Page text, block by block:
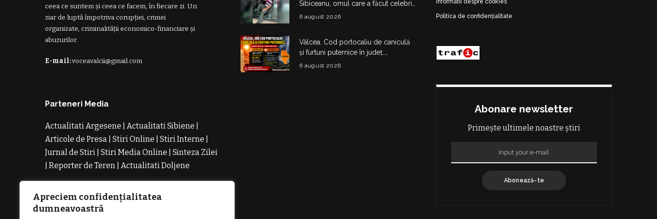
Apreciem confidențialitatea
dumneavoastră
ceea ce suntem și ceea ce facem, în fiecare zi. Un
ziar de luptă împotriva corupției, crimei
organizate, criminalității economico-financiare și
abuzurilor.
E-mail:voceavalcii@gmail.com
Parteneri Media
Actualitati Argesene Actualitati Sibiene
Articole de Presa
Stiri Online Stiri Interne
Jurnal de Stiri
Stiri Media Online
Sinteza Zilei
Reporter de Teren Actualitati Doljene
NoiRochii de RevelionRochii de BanchetRochii
de Cununie
Magazin de Rochii
Comanda Rochii de Seara
Sibiceanu, omul care a făcut celebri
„micii mari” de pe DN7
6 august 2026
Vâlcea. Cod portocaliu de caniculă
și furtuni puternice în județ.
Temperaturi de până la 38°C și risc
6 august 2026
Politica de confidențialitate
Abonare newsletter
Primește ultimele noastre știri
Abonează-te